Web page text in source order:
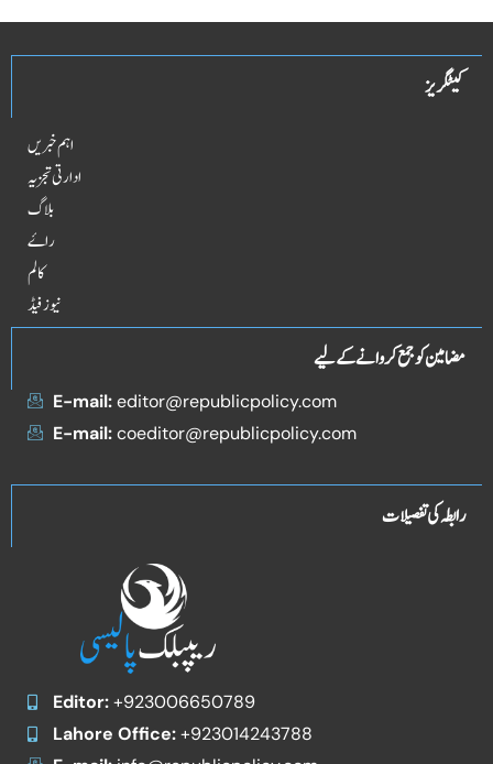
کیٹگریز
اہم خبریں
ادارتی تجزیہ
بلاگ
راۓ
کالم
نیوز فیڈ
مضامین کو جمع کروانے کے لیے
E-mail:editor@republicpolicy.com
E-mail:coeditor@republicpolicy.com
رابطہ کی تفصیلات
Editor:+923006650789
Lahore Office:+923014243788